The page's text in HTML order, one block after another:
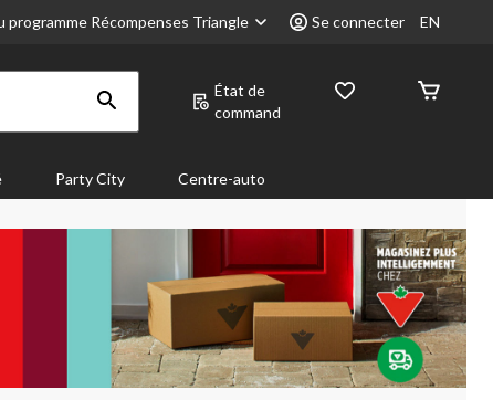
programme Récompenses Triangle Se connecter EN
État de
command
Party City Centre-auto